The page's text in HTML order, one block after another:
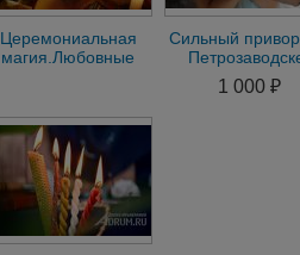
Церемониальная
магия.Любовные
Сильный
Помощь
мага в
1 000 ₽